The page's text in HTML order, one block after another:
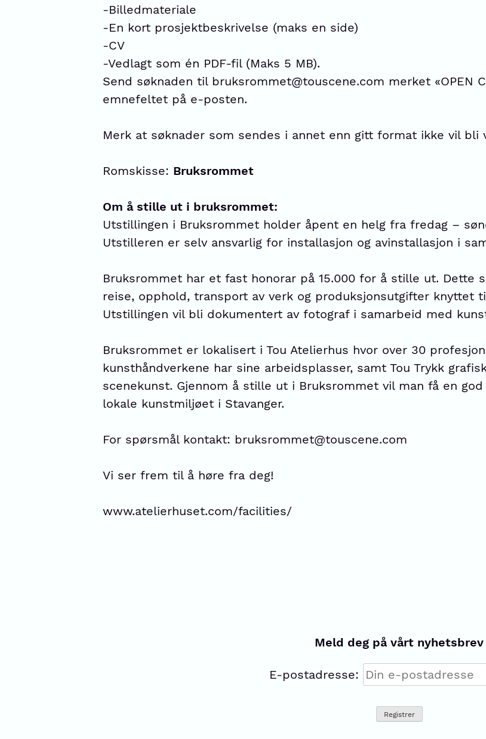
-Billedmateriale
-En kort prosjektbeskrivelse (maks en side)
-CV
-Vedlagt som én PDF-fil (Maks 5 MB).
Send søknaden til bruksrommet@touscene.com merket «OPEN
emnefeltet på e-posten.
Merk at søknader som sendes i annet enn gitt format ikke vil bli
Romskisse: Bruksrommet
Om å stille ut i bruksrommet:
Utstillingen i Bruksrommet holder åpent en helg fra fredag –
Utstilleren er selv ansvarlig for installasjon og avinstallasjon i
Bruksrommet har et fast honorar på 15.000 for å stille ut. Dette
reise, opphold, transport av verk og produksjonsutgifter knyttet
Utstillingen vil bli dokumentert av fotograf i samarbeid med
Bruksrommet er lokalisert i Tou Atelierhus hvor over 30
kunsthåndverkene har sine arbeidsplasser, samt Tou Trykk
scenekunst. Gjennom å stille ut i Bruksrommet vil man få en
lokale kunstmiljøet i Stavanger.
For spørsmål kontakt: bruksrommet@touscene.com
Vi ser frem til å høre fra deg!
www.atelierhuset.com/facilities/
Meld deg på vårt nyhetsbrev
E-postadresse: